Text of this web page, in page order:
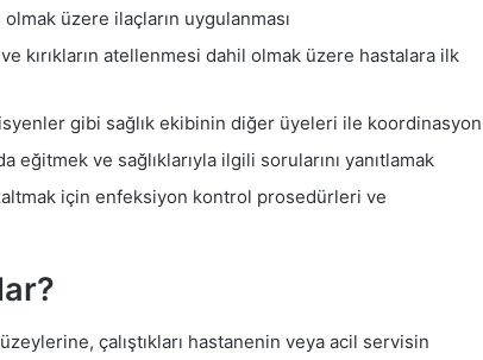
üzere ilaçların uygulanması
kırıkların atellenmesi dahil olmak üzere hastalara ilk
gibi sağlık ekibinin diğer üyeleri ile koordinasyon
eğitmek ve sağlıklarıyla ilgili sorularını yanıtlamak
için enfeksiyon kontrol prosedürleri ve
çalıştıkları hastanenin veya acil servisin